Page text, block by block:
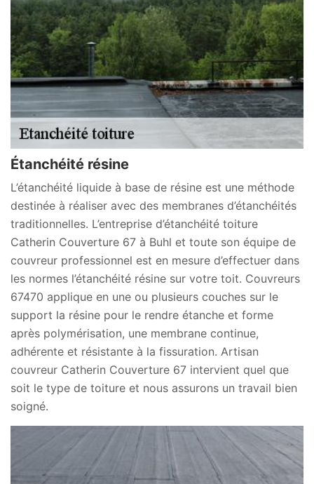
Étanchéité résine
L’étanchéité liquide à base de résine est une méthode
destinée à réaliser avec des membranes d’étanchéités
traditionnelles. L’entreprise d’étanchéité toiture
Catherin Couverture 67 à Buhl et toute son équipe de
couvreur professionnel est en mesure d’effectuer dans
les normes l’étanchéité résine sur votre toit. Couvreurs
67470 applique en une ou plusieurs couches sur le
support la résine pour le rendre étanche et forme
après polymérisation, une membrane continue,
adhérente et résistante à la fissuration. Artisan
couvreur Catherin Couverture 67 intervient quel que
soit le type de toiture et nous assurons un travail bien
soigné.